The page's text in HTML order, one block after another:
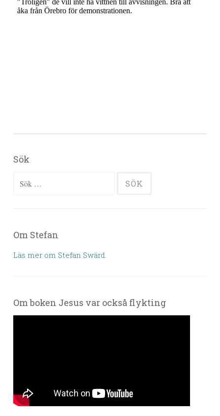
Sök
Sök efter:
Om Stefan
Läs mer om Stefan Swärd.
Om boken Jesus var också flykting